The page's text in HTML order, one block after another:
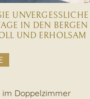
UNVERGESSLICHE
IN DEN
UND ERHOLSAM
im Doppelzimmer